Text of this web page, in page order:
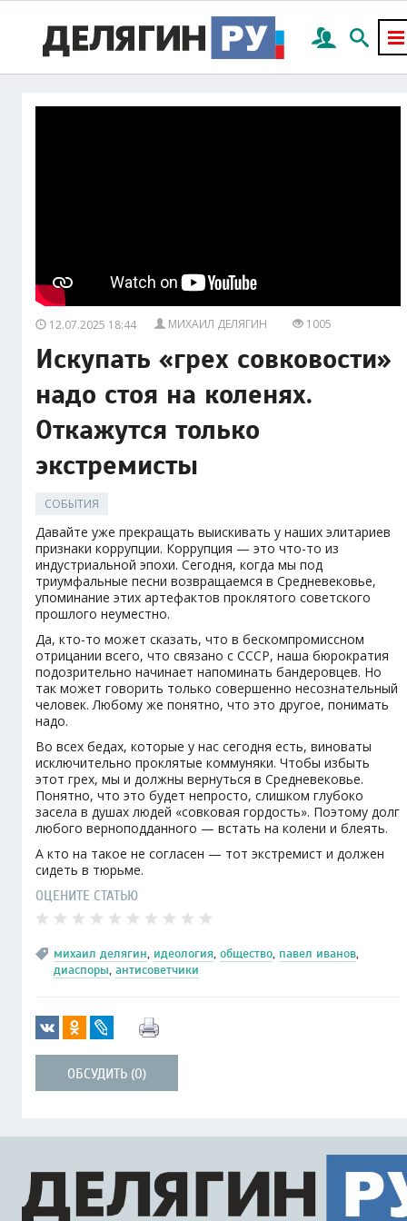
12.07.2025 18:44 МИХАИЛ ДЕЛЯГИН 1005
Искупать «грех совковости»
надо стоя на коленях.
Откажутся только
экстремисты
СОБЫТИЯ
Давайте уже прекращать выискивать у наших элитариев
признаки коррупции. Коррупция — это что-то из
индустриальной эпохи. Сегодня, когда мы под
триумфальные песни возвращаемся в Средневековье,
упоминание этих артефактов проклятого советского
прошлого неуместно.
Да, кто-то может сказать, что в бескомпромиссном
отрицании всего, что связано с СССР, наша бюрократия
подозрительно начинает напоминать бандеровцев. Но
так может говорить только совершенно несознательный
человек. Любому же понятно, что это другое, понимать
надо.
Во всех бедах, которые у нас сегодня есть, виноваты
исключительно проклятые коммуняки. Чтобы избыть
этот грех, мы и должны вернуться в Средневековье.
Понятно, что это будет непросто, слишком глубоко
засела в душах людей «совковая гордость». Поэтому долг
любого верноподданного — встать на колени и блеять.
А кто на такое не согласен — тот экстремист и должен
сидеть в тюрьме.
ОЦЕНИТЕ СТАТЬЮ
михаил делягин, идеология, общество, павел иванов,
диаспоры, антисоветчики
ОБСУДИТЬ (0)